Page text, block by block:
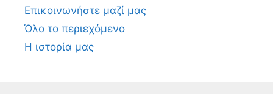
Επικοινωνήστε μαζί μας
Όλο το περιεχόμενο
Η ιστορία μας